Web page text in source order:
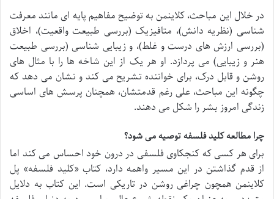
در خلال این مباحث، کلاینمن به توضیح مفاهیم پایه ای مانند معرفت
شناسی (نظریه دانش)، متافیزیک (بررسی طبیعت واقعیت)، اخلاق
(بررسی ارزش های درست و غلط)، و زیبایی شناسی (بررسی طبیعت
هنر و زیبایی) می پردازد. او هر یک از این شاخه ها را با مثال های
روشن و قابل درک، برای خواننده تشریح می کند و نشان می دهد که
چگونه این مباحث، علی رغم قدمتشان، همچنان پرسش های اساسی
زندگی امروز بشر را شکل می دهند.
چرا مطالعه کلید فلسفه توصیه می شود؟
برای هر کسی که کنجکاوی فلسفی در درون خود احساس می کند اما
از قدم گذاشتن در این مسیر واهمه دارد، کتاب «کلید فلسفه» پل
کلاینمن همچون چراغی روشن در تاریکی است. این کتاب به دلایل